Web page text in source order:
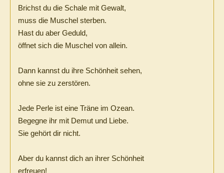
Brichst du die Schale mit Gewalt,
muss die Muschel sterben.
Hast du aber Geduld,
öffnet sich die Muschel von allein.
Dann kannst du ihre Schönheit sehen,
ohne sie zu zerstören.
Jede Perle ist eine Träne im Ozean.
Begegne ihr mit Demut und Liebe.
Sie gehört dir nicht.
Aber du kannst dich an ihrer Schönheit
erfreuen!